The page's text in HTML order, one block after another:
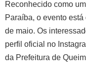
Reconhecido como
Paraíba, o evento
de maio. Os
perfil oficial no
da Prefeitura de